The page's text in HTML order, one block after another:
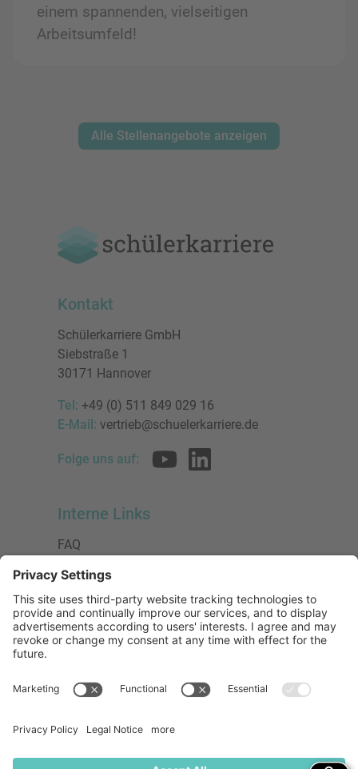
einem spannenden, vielseitigen
Arbeitsumfeld!
Alle Stellenangebote anzeigen
Kontakt
Schülerkarriere GmbH
Siebstraße 1
30171 Hannover
Tel: +49 (0) 511 849 029 16
E-Mail: vertrieb@schuelerkarriere.de
Folge uns auf:
Interne Links
FAQ
Datenschutzerklärung
Impressum
Presse
Urheberrecht
Mitglied bei:
Die Jungen Unternehmer